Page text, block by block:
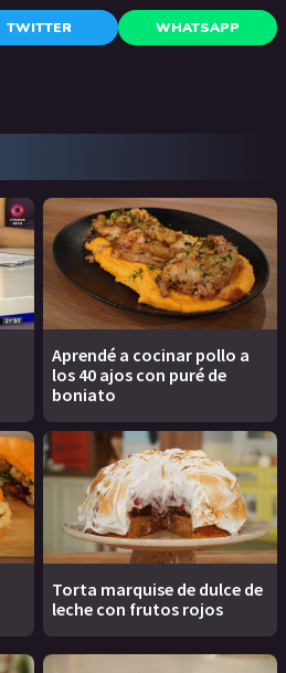
TWITTER WHATSAPP
Aprendé a cocinar pollo a
los 40 ajos con puré de
boniato
Torta marquise de dulce de
leche con frutos rojos